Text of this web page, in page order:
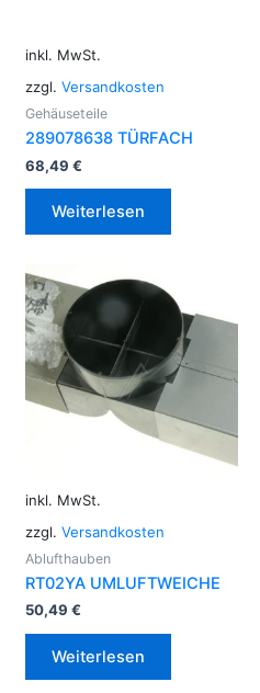
inkl. MwSt.
zzgl. Versandkosten
Gehäuseteile
289078638 TÜRFACH
68,49 €
Weiterlesen
inkl. MwSt.
zzgl. Versandkosten
Ablufthauben
RT02YA UMLUFTWEICHE
50,49 €
Weiterlesen